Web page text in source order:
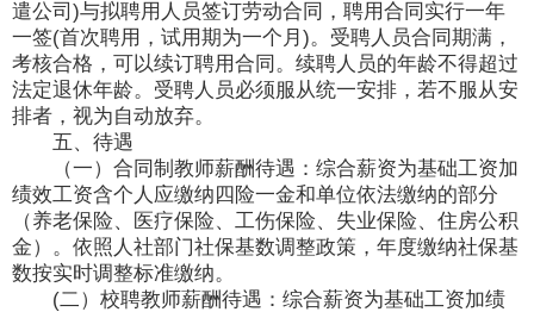
遣公司)与拟聘用人员签订劳动合同，聘用合同实行一年
一签(首次聘用，试用期为一个月)。受聘人员合同期满，
考核合格，可以续订聘用合同。续聘人员的年龄不得超过
法定退休年龄。受聘人员必须服从统一安排，若不服从安
排者，视为自动放弃。
五、待遇
（一）合同制教师薪酬待遇：综合薪资为基础工资加
绩效工资含个人应缴纳四险一金和单位依法缴纳的部分
（养老保险、医疗保险、工伤保险、失业保险、住房公积
金）。依照人社部门社保基数调整政策，年度缴纳社保基
数按实时调整标准缴纳。
(二）校聘教师薪酬待遇：综合薪资为基础工资加绩